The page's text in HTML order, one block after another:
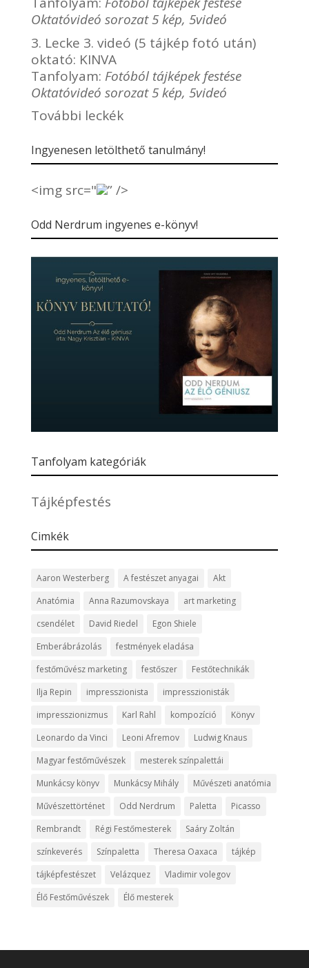
Oktatóvideó sorozat 5 kép, 5videó
3. Lecke 3. videó (5 tájkép fotó után)
oktató: KINVA
Tanfolyam: Fotóból tájképek festése
Oktatóvideó sorozat 5 kép, 5videó
További leckék
Ingyenesen letölthető tanulmány!
<img src=" ” />
Odd Nerdrum ingyenes e-könyv!
Tanfolyam kategóriák
Tájképfestés
Cimkék
Aaron Westerberg A festészet anyagai
Akt
Anatómia
Anna Razumovskaya
art marketing
csendélet
David Riedel
Egon Shiele
Emberábrázolás
festmények eladása
festőművész marketing
festőszer
Festőtechnikák
Ilja Repin
impresszionista
impresszionisták
impresszionizmus
Karl Rahl kompozíció
Könyv
Leonardo da Vinci
Leoni Afremov
Ludwig Knaus
Magyar festőművészek
mesterek színpalettái
Munkácsy könyv
Munkácsy Mihály
Művészeti anatómia
Művészettörténet
Odd Nerdrum Paletta
Picasso
Rembrandt
Régi Festőmesterek
Saáry Zoltán
színkeverés
Színpaletta Theresa Oaxaca
tájkép
tájképfestészet
Velázquez
Vladimir volegov
Élő Festőművészek
Élő mesterek